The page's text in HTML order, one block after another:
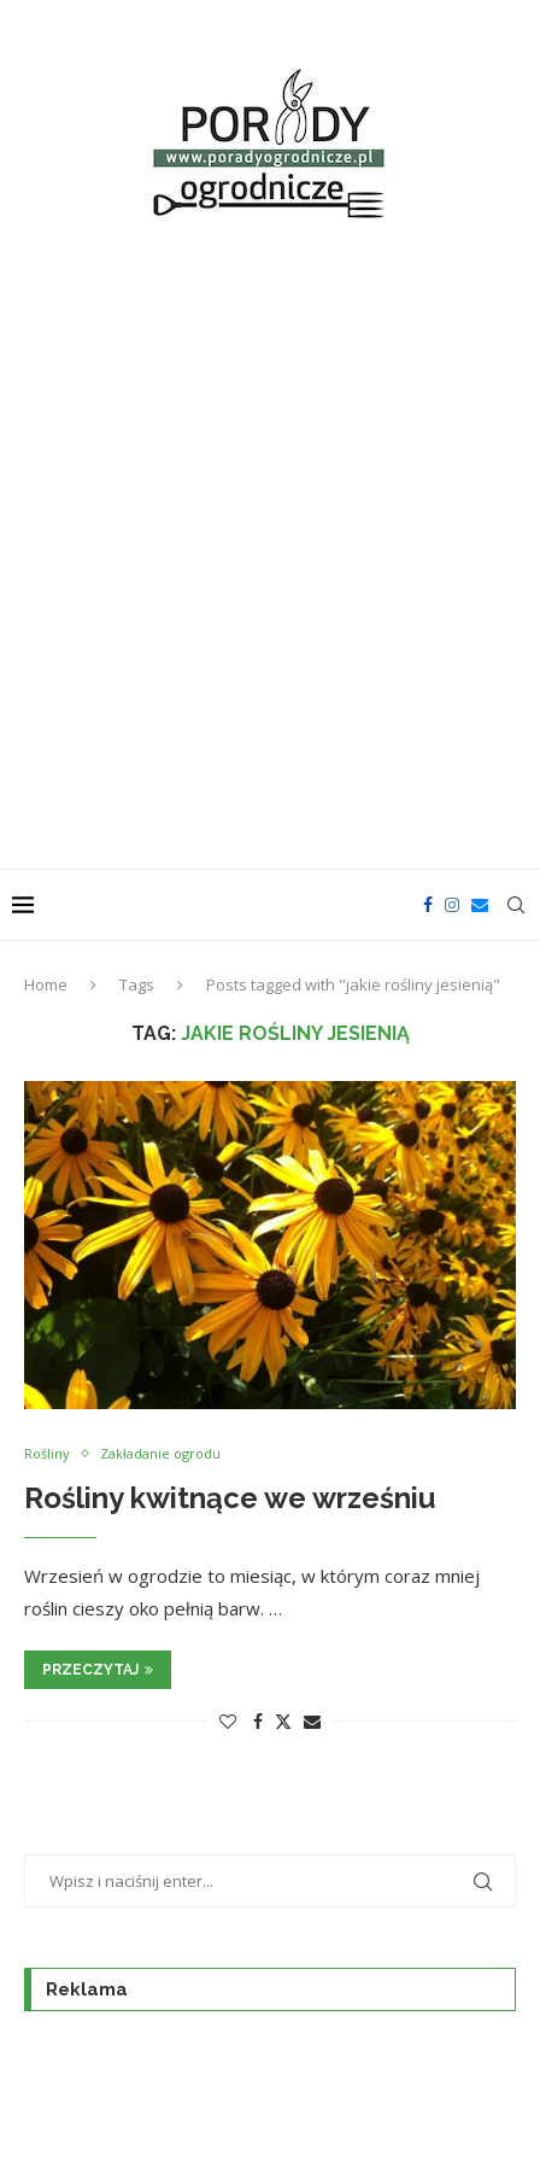
Home Tags Posts tagged with "jakie rośliny jesienią"
TAG: JAKIE ROŚLINY JESIENIĄ
Rośliny Zakładanie ogrodu
Rośliny kwitnące we wrześniu
Wrzesień w ogrodzie to miesiąc, w którym coraz mniej
roślin cieszy oko pełnią barw. …
PRZECZYTAJ
Reklama